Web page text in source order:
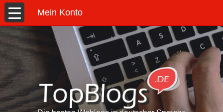
Mein Konto